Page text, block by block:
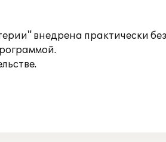
внедрена практически